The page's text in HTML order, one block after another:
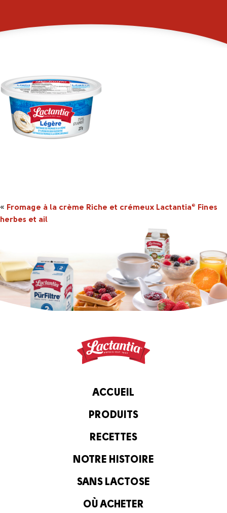
« Fromage à la crème Riche et crémeux Lactantia®
Fines
herbes et ail
ACCUEIL
PRODUITS
RECETTES
NOTRE HISTOIRE
SANS LACTOSE
OÙ ACHETER